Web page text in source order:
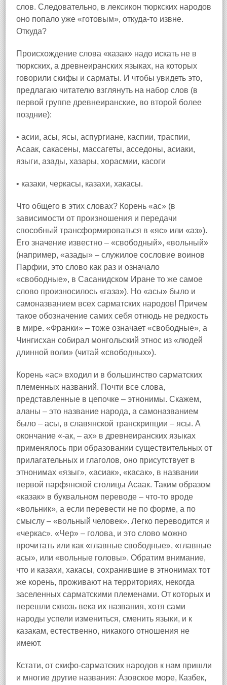
слов. Следовательно, в лексикон тюркских народов
оно попало уже «готовым», откуда-то извне.
Откуда?
Происхождение слова «казак» надо искать не в
тюркских, а древнеиранских языках, на которых
говорили скифы и сарматы. И чтобы увидеть это,
предлагаю читателю взглянуть на набор слов (в
первой группе древнеиранские, во второй более
поздние):
• асии, асы, ясы, аспургиане, каспии, траспии,
Асаак, сакасены, массагеты, асседоны, асиаки,
языги, азады, хазары, хорасмии, касоги
• казаки, черкасы, казахи, хакасы.
Что общего в этих словах? Корень «ас» (в
зависимости от произношения и передачи
способный трансформироваться в «яс» или «аз»).
Его значение известно – «свободный», «вольный»
(например, «азады» – служилое сословие воинов
Парфии, это слово как раз и означало
«свободные», в Сасанидском Иране то же самое
слово произносилось «газа»). Но «асы» было и
самоназванием всех сарматских народов! Причем
такое обозначение самих себя отнюдь не редкость
в мире. «Франки» – тоже означает «свободные», а
Чингисхан собирал монгольский этнос из «людей
длинной воли» (читай «свободных»).
Корень «ас» входил и в большинство сарматских
племенных названий. Почти все слова,
представленные в цепочке – этнонимы. Скажем,
аланы – это название народа, а самоназванием
было – асы, в славянской транскрипции – ясы. А
окончание «-ак, – ах» в древнеиранских языках
применялось при образовании существительных от
прилагательных и глаголов, оно присутствует в
этнонимах «языг», «асиак», «касак», в названии
первой парфянской столицы Асаак. Таким образом
«казак» в буквальном переводе – что-то вроде
«вольник», а если перевести не по форме, а по
смыслу – «вольный человек». Легко переводится и
«черкас». «Чер» – голова, и это слово можно
прочитать или как «главные свободные», «главные
асы», или «вольные головы». Обратим внимание,
что и казахи, хакасы, сохранившие в этнонимах тот
же корень, проживают на территориях, некогда
заселенных сарматскими племенами. От которых и
перешли сквозь века их названия, хотя сами
народы успели измениться, сменить языки, и к
казакам, естественно, никакого отношения не
имеют.
Кстати, от скифо-сарматских народов к нам пришли
и многие другие названия: Азовское море, Казбек,